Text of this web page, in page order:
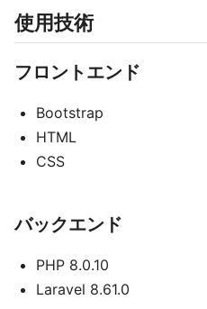
使用技術
フロントエンド
Bootstrap
HTML
CSS
バックエンド
PHP 8.0.10
Laravel 8.61.0